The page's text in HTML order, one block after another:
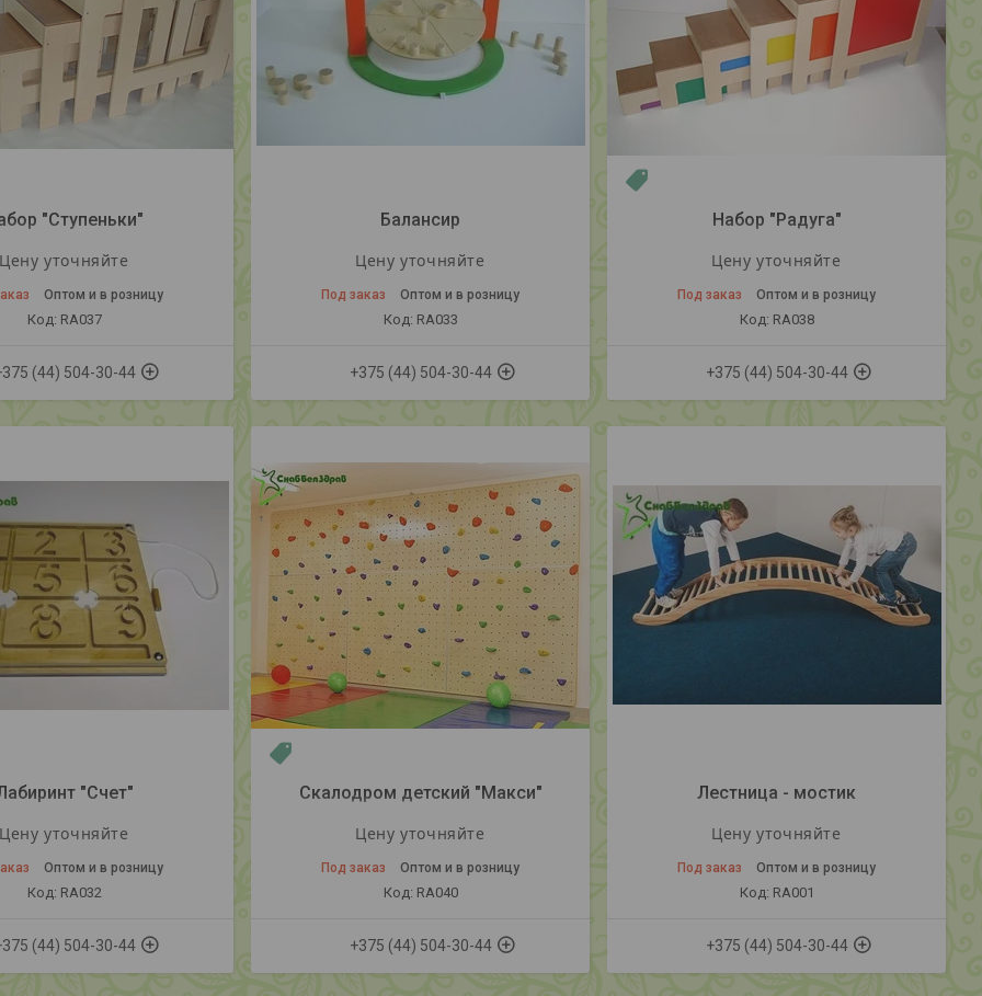
"Ступеньки"
Цену уточняйте
Оптом и в розницу
RA037
(44) 504-30-44
Балансир
Цену уточняйте
Под заказ Оптом и в розницу
RA033
+375 (44) 504-30-44
Набор "Радуга"
Цену уточняйте
Под заказ Оптом и в розницу
RA038
+375 (44) 504-30-44
"Счет"
Цену уточняйте
Оптом и в розницу
RA032
(44) 504-30-44
Скалодром детский "Макси"
Цену уточняйте
Под заказ Оптом и в розницу
RA040
+375 (44) 504-30-44
Лестница - мостик
Цену уточняйте
Под заказ Оптом и в розницу
RA001
+375 (44) 504-30-44